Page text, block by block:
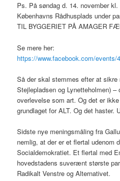
Ps. På søndag d. 14. november
Københavns Rådhusplads under
TIL BYGGERIET PÅ AMAGER
Se mere her:
https://www.facebook.com/events/
Så der skal stemmes efter at sikre
Stejlepladsen og Lynetteholmen) –
overlevelse som art. Og det er
grundlaget for ALT. Og det haster.
Sidste nye meningsmåling fra
nemlig, at der er et flertal udenom
Socialdemokratiet. Et flertal med
hovedstadens suverænt største
Radikalt Venstre og Alternativet.